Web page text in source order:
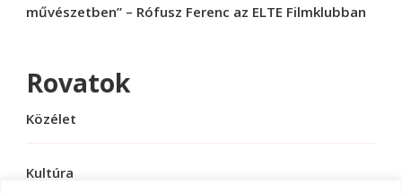
művészetben” – Rófusz Ferenc az ELTE Filmklubban
Rovatok
Közélet
Kultúra